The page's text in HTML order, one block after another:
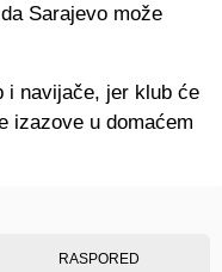
Sarajevo može
i navijače, jer klub će
izazove u domaćem
RASPORED